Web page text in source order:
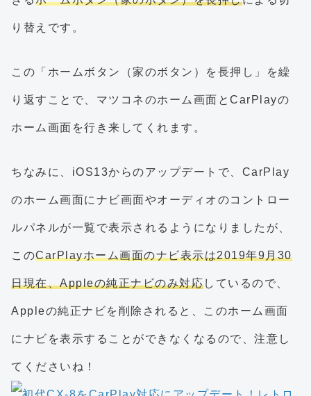
り替えです。
この「ホームボタン（家のボタン）を長押し」を繰
り返すことで、マツコネのホーム画面とCarPlayの
ホーム画面を行き来してくれます。
ちなみに、iOS13からのアップデートで、CarPlay
のホーム画面にナビ画面やオーディオのコントロー
ルパネルが一覧で表示されるようになりましたが、
このCarPlayホーム画面のナビ表示は2019年9月30
日現在、Appleの純正ナビのみ対応しているので、
Appleの純正ナビを削除されると、このホーム画面
にナビを表示することができなくなるので、注意し
てくださいね！